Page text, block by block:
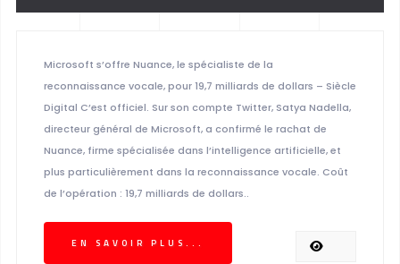
Microsoft s’offre Nuance, le spécialiste de la
reconnaissance vocale, pour 19,7 milliards de dollars – Siècle
Digital C’est officiel. Sur son compte Twitter, Satya Nadella,
directeur général de Microsoft, a confirmé le rachat de
Nuance, firme spécialisée dans l’intelligence artificielle, et
plus particulièrement dans la reconnaissance vocale. Coût
de l’opération : 19,7 milliards de dollars..
EN SAVOIR PLUS...